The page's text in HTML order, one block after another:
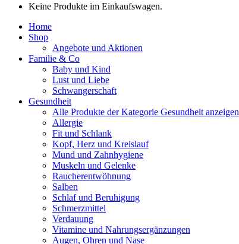
Keine Produkte im Einkaufswagen.
Home
Shop
Angebote und Aktionen
Familie & Co
Baby und Kind
Lust und Liebe
Schwangerschaft
Gesundheit
Alle Produkte der Kategorie Gesundheit anzeigen
Allergie
Fit und Schlank
Kopf, Herz und Kreislauf
Mund und Zahnhygiene
Muskeln und Gelenke
Raucherentwöhnung
Salben
Schlaf und Beruhigung
Schmerzmittel
Verdauung
Vitamine und Nahrungsergänzungen
Augen, Ohren und Nase